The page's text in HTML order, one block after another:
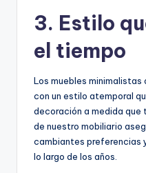
3. Estilo
el tiempo
Los muebles
con un estilo atemporal
decoración a medida que
de nuestro mobiliario
cambiantes preferencias
lo largo de los años.